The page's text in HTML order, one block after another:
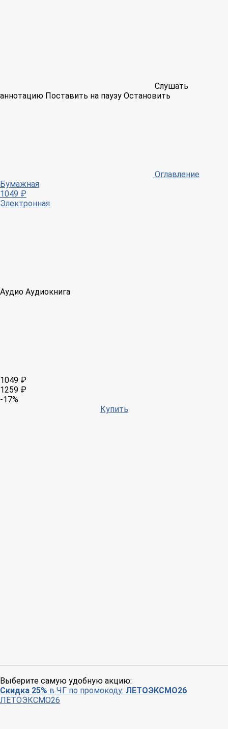
Слушать
аннотацию Поставить на паузу Остановить
Оглавление
Бумажная
1049 ₽
Электронная
Аудио Аудиокнига
1049 ₽
1259 ₽
-17%
Купить
Выберите самую удобную акцию:
Скидка 25% в ЧГ по промокоду: ЛЕТОЭКСМО26
ЛЕТОЭКСМО26